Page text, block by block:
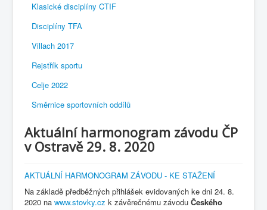
Klasické disciplíny CTIF
Disciplíny TFA
Villach 2017
Rejstřík sportu
Celje 2022
Směrnice sportovních oddílů
Aktuální harmonogram závodu ČP
v Ostravě 29. 8. 2020
AKTUÁLNÍ HARMONOGRAM ZÁVODU - KE STAŽENÍ
Na základě předběžných přihlášek evidovaných ke dni 24. 8.
2020 na www.stovky.cz k závěrečnému závodu Českého